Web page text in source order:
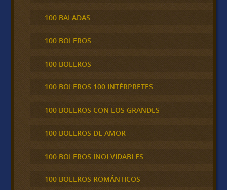
100 BALADAS
100 BOLEROS
100 BOLEROS
100 BOLEROS 100 INTÉRPRETES
100 BOLEROS CON LOS GRANDES
100 BOLEROS DE AMOR
100 BOLEROS INOLVIDABLES
100 BOLEROS ROMÁNTICOS